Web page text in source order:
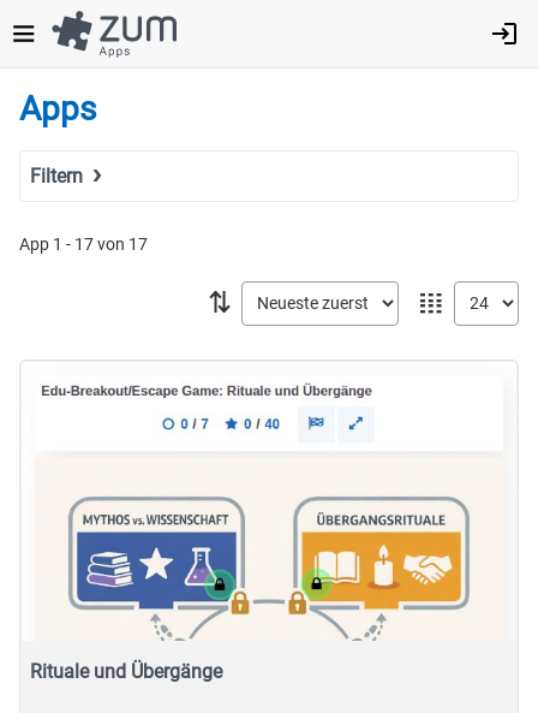
zum
Inhalt
Apps
Filtern
Fach
Geistes- & Sozialwissenschaften
Musische Fächer & Sport
Berufliche Bildung
Sonstiges
App 1 - 17 von 17
𝍖
⇅
Rituale und Übergänge